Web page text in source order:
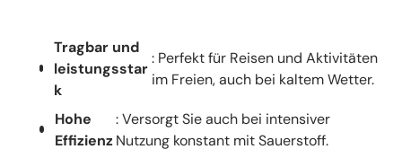
Tragbar und
leistungsstar
k
: Perfekt für Reisen und Aktivitäten
im Freien, auch bei kaltem Wetter.
Hohe
Effizienz
: Versorgt Sie auch bei intensiver
Nutzung konstant mit Sauerstoff.